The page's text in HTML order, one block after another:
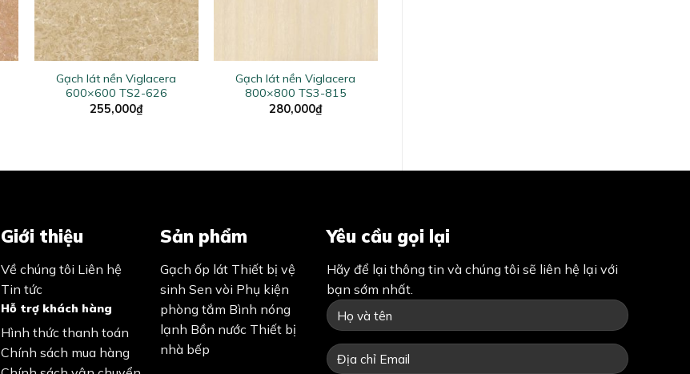
+
Gạch lát nền Viglacera
600×600 TS2-626
255,000₫
Gạch lát nền Viglacera
800×800 TS3-815
280,000₫
Giới thiệu
Về chúng tôi Liên hệ
Tin tức
Hỗ trợ khách hàng
Hình thức thanh toán
Chính sách mua hàng
Sản phẩm
Gạch ốp lát Thiết bị vệ
sinh Sen vòi Phụ kiện
phòng tắm Bình nóng
lạnh Bồn nước Thiết bị
nhà bếp
Yêu cầu gọi lại
Hãy để lại thông tin và chúng tôi sẽ liên hệ lại với
bạn sớm nhất.